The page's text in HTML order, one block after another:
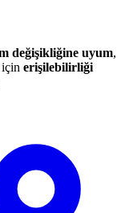
değişikliğine uyum,
erişilebilirliği